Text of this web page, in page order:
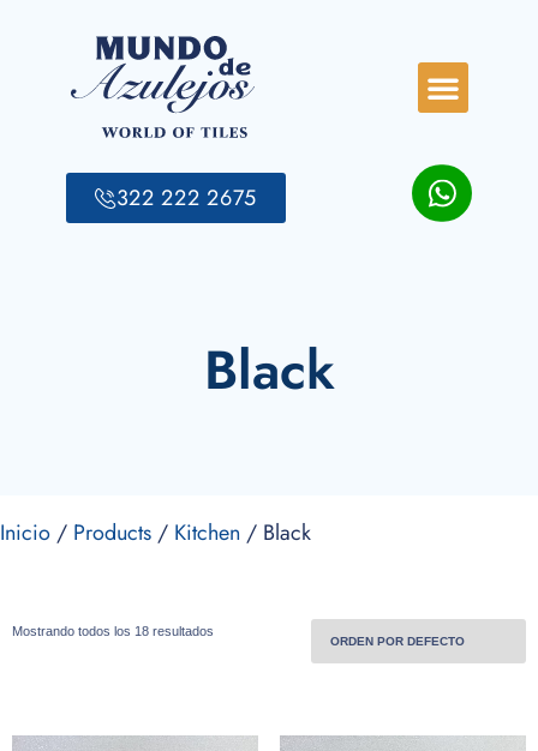
322 222 2675
Black
Inicio/ Products/ Kitchen / Black
Mostrando todos los 18 resultados